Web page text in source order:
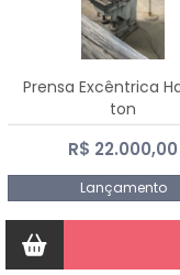
Prensa Excêntrica
ton
R$ 22.000,00
Lançamento